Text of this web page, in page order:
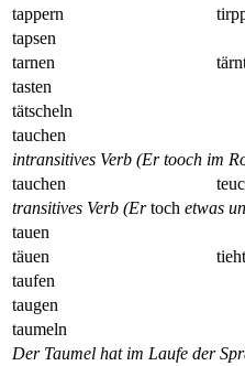
tappern
tapsen
tarnen
tasten
tätscheln
tauchen
intransitives Verb (Er tooch im
tauchen
transitives Verb (Ertoch etwas
tauen
täuen
tieht
taufen
taugen
taumeln
Der Taumel hat im Laufe der